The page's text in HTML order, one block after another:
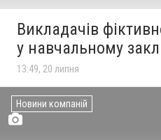
Викладачів
у навчальному
13:49, 20 липня
Новини компаній